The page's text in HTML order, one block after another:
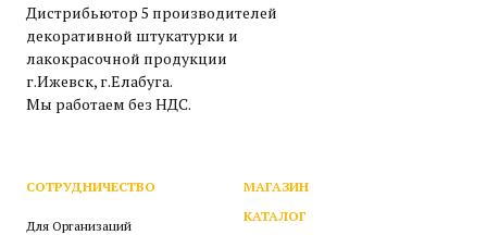
Дистрибьютор 5 производителей
декоративной штукатурки и
лакокрасочной продукции
г.Ижевск, г.Елабуга.
Мы работаем без НДС.
СОТРУДНИЧЕСТВО
Для Организаций
МАГАЗИН
КАТАЛОГ